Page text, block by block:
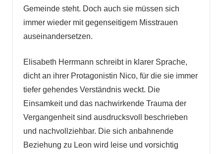
Gemeinde steht. Doch auch sie müssen sich
immer wieder mit gegenseitigem Misstrauen
auseinandersetzen.
Elisabeth Herrmann schreibt in klarer Sprache,
dicht an ihrer Protagonistin Nico, für die sie immer
tiefer gehendes Verständnis weckt. Die
Einsamkeit und das nachwirkende Trauma der
Vergangenheit sind ausdrucksvoll beschrieben
und nachvollziehbar. Die sich anbahnende
Beziehung zu Leon wird leise und vorsichtig